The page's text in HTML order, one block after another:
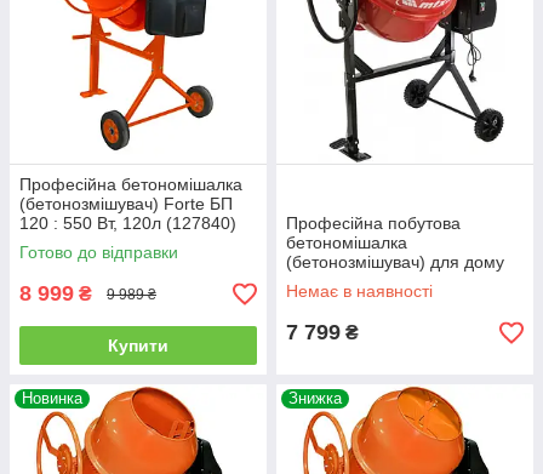
Професійна бетономішалка
(бетонозмішувач) Forte БП
120 : 550 Вт, 120л (127840)
Готово до відправки
8 999 ₴ 9 989 ₴
Купити
Професійна побутова
бетономішалка
(бетонозмішувач) для дому
MTX CM-120K : 450 Вт,
бетономішалка 125л (95481)
Немає в наявності
7 799 ₴
Новинка Знижка